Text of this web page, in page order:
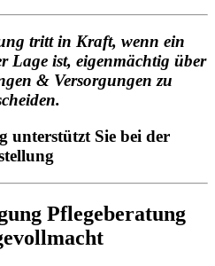
tritt in Kraft, wenn ein
Lage ist, eigenmächtig über
& Versorgungen zu
unterstützt Sie bei der